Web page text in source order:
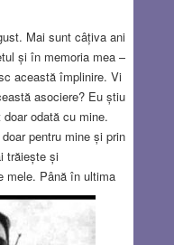
Mai sunt câțiva ani
și în memoria mea –
această împlinire. Vi
asociere? Eu știu
odată cu mine.
pentru mine și prin
trăiește și
mele. Până în ultima
mine. A murit în
83 de ani a dat
A îndurat cu